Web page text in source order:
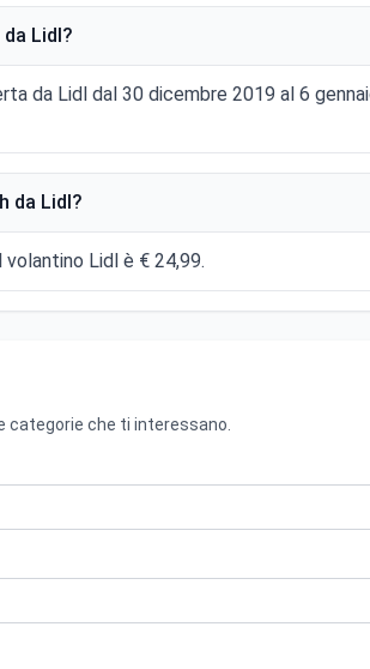
Lidl?
da Lidl dal 30 dicembre 2019 al 6
da Lidl?
Lidl è € 24,99.
categorie che ti interessano.